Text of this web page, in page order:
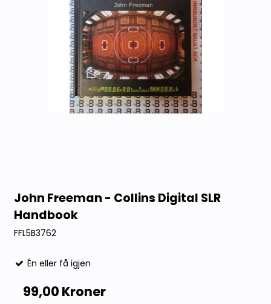
John Freeman - Collins Digital SLR
Handbook
FFL5B3762
Én eller få igjen
99,00 Kroner